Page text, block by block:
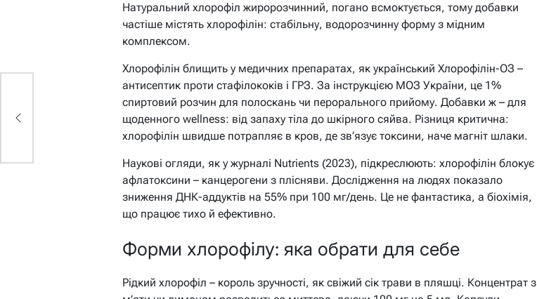
Натуральний хлорофіл жиророзчинний, погано всмоктується, тому добавки
частіше містять хлорофілін: стабільну, водорозчинну форму з мідним
комплексом.
Хлорофілін блищить у медичних препаратах, як український Хлорофілін-ОЗ –
антисептик проти стафілококів і ГРЗ. За інструкцією МОЗ України, це 1%
спиртовий розчин для полоскань чи перорального прийому. Добавки ж – для
щоденного wellness: від запаху тіла до шкірного сяйва. Різниця критична:
хлорофілін швидше потрапляє в кров, де зв’язує токсини, наче магніт шлаки.
Наукові огляди, як у журналі Nutrients (2023), підкреслюють: хлорофілін блокує
афлатоксини – канцерогени з плісняви. Дослідження на людях показало
зниження ДНК-аддуктів на 55% при 100 мг/день. Це не фантастика, а біохімія,
що працює тихо й ефективно.
Форми хлорофілу: яка обрати для себе
Рідкий хлорофіл – король зручності, як свіжий сік трави в пляшці. Концентрат з